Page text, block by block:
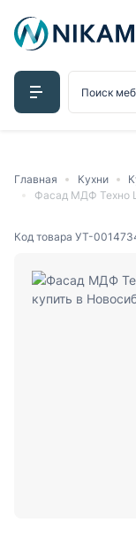
Главная Кухни
Фасад МДФ Техно
Код товара УТ-